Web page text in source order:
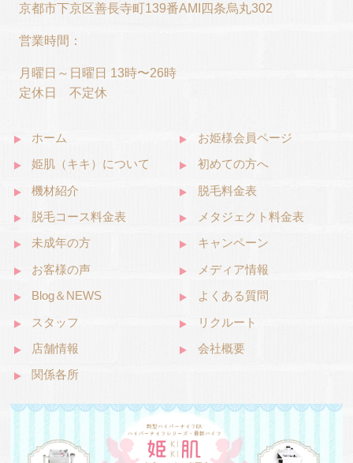
京都市下京区善長寺町139番AMI四条烏丸302
営業時間：
月曜日～日曜日 13時〜26時
定休日 不定休
ホーム
お姫様会員ページ
姫肌（キキ）について
初めての方へ
機材紹介
脱毛料金表
脱毛コース料金表
メタジェクト料金表
未成年の方
キャンペーン
お客様の声
メディア情報
Blog＆NEWS
よくある質問
スタッフ
リクルート
店舗情報
会社概要
関係各所